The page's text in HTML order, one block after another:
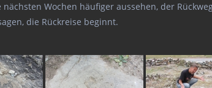
Wochen häufiger aussehen, der
die Rückreise beginnt.